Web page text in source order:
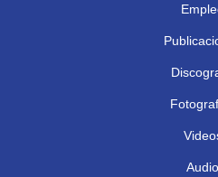
Audio